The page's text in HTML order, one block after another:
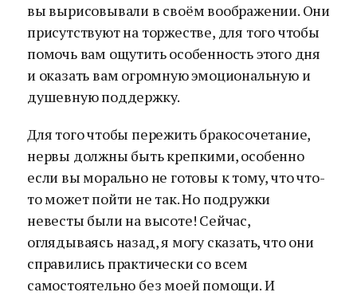
вы вырисовывали в своём воображении. Они
присутствуют на торжестве, для того чтобы
помочь вам ощутить особенность этого дня
и оказать вам огромную эмоциональную и
душевную поддержку.
Для того чтобы пережить бракосочетание,
нервы должны быть крепкими, особенно
если вы морально не готовы к тому, что что-
то может пойти не так. Но подружки
невесты были на высоте! Сейчас,
оглядываясь назад, я могу сказать, что они
справились практически со всем
самостоятельно без моей помощи. И